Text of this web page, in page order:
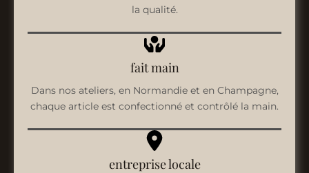
la qualité.
fait main
Dans nos ateliers, en Normandie et en Champagne,
chaque article est confectionné et contrôlé la main.
entreprise locale